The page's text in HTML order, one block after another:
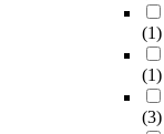
(1)
(1)
(3)